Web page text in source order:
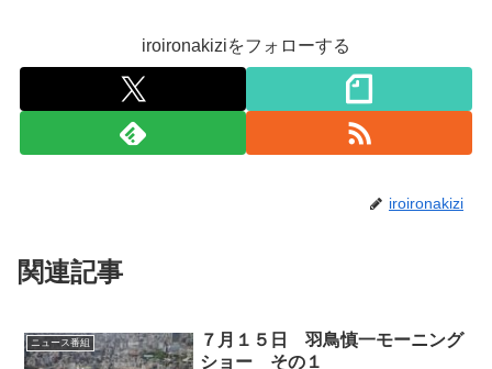
iroironakiziをフォローする
iroironakizi
関連記事
ニュース番組
７月１５日 羽鳥慎一モーニング
ショー その１